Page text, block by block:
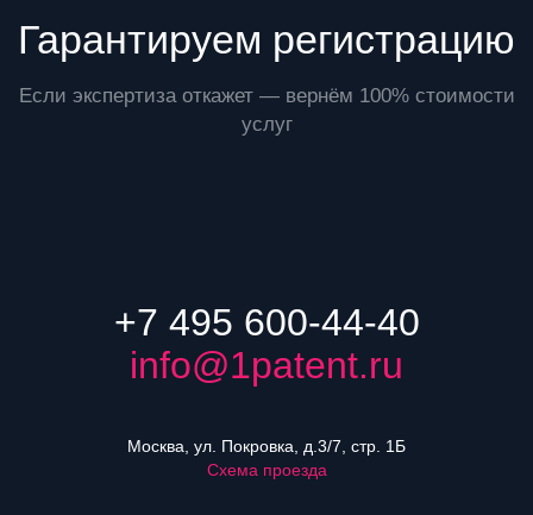
Гарантируем регистрацию
Если экспертиза откажет — вернём 100% стоимости
услуг
+7 495 600-44-40
info@1patent.ru
Москва, ул. Покровка, д.3/7, стр. 1Б
Схема проезда